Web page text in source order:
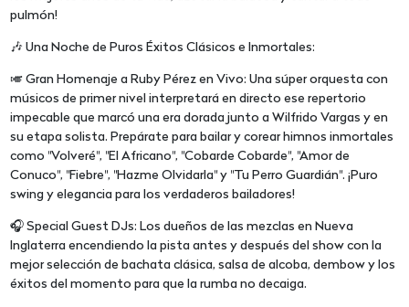
pulmón!
🎶 Una Noche de Puros Éxitos Clásicos e Inmortales:
🎺 Gran Homenaje a Ruby Pérez en Vivo: Una súper orquesta con
músicos de primer nivel interpretará en directo ese repertorio
impecable que marcó una era dorada junto a Wilfrido Vargas y en
su etapa solista. Prepárate para bailar y corear himnos inmortales
como "Volveré", "El Africano", "Cobarde Cobarde", "Amor de
Conuco", "Fiebre", "Hazme Olvidarla" y "Tu Perro Guardián". ¡Puro
swing y elegancia para los verdaderos bailadores!
🎧 Special Guest DJs: Los dueños de las mezclas en Nueva
Inglaterra encendiendo la pista antes y después del show con la
mejor selección de bachata clásica, salsa de alcoba, dembow y los
éxitos del momento para que la rumba no decaiga.